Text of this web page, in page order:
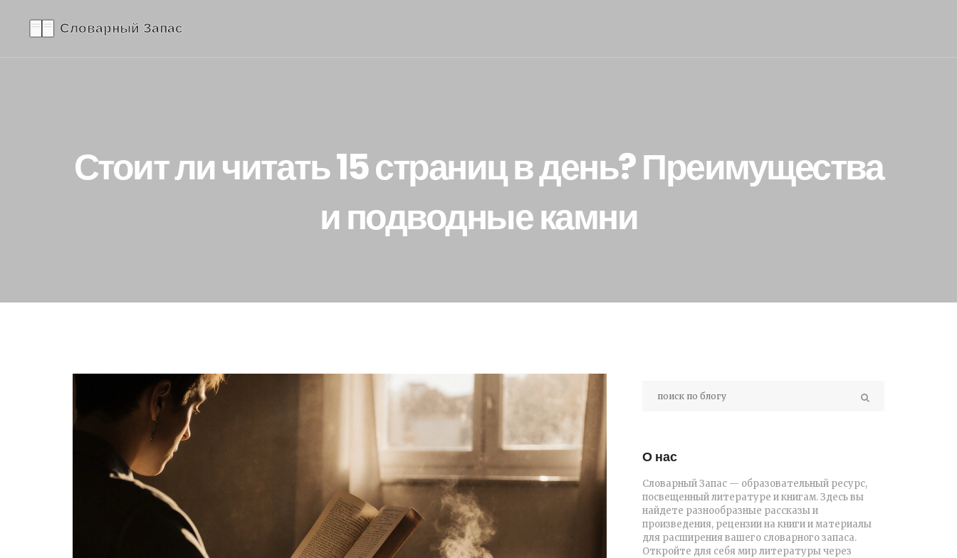
Стоит ли читать 15 страниц в день? Преимущества
и подводные камни
О нас
Словарный Запас — образовательный ресурс,
посвещенный литературе и книгам. Здесь вы
найдете разнообразные рассказы и
произведения, рецензии на книги и материалы
для расширения вашего словарного запаса.
Откройте для себя мир литературы через